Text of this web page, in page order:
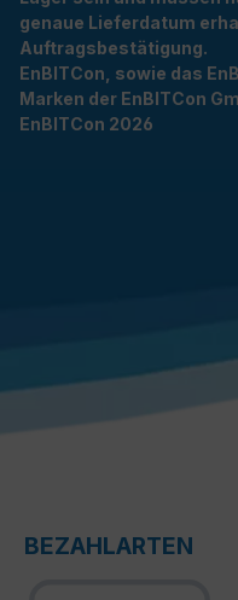
genaue Lieferdatum
Auftragsbestätigung.
EnBITCon, sowie das
Marken der EnBITCon
EnBITCon 2026
BEZAHLARTEN